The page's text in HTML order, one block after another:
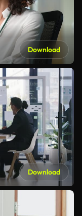
Download
Download